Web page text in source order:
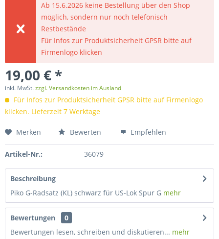
Ab 15.6.2026 keine Bestellung über den Shop
möglich, sondern nur noch telefonisch
Restbestände
Für Infos zur Produktsicherheit GPSR bitte auf
Firmenlogo klicken
19,00 € *
inkl. MwSt.zzgl. Versandkosten im Ausland
Für Infos zur Produktsicherheit GPSR bitte auf Firmenlogo
klicken. Lieferzeit 7 Werktage
Merken Bewerten Empfehlen
Artikel-Nr.: 36079
Beschreibung
Piko G-Radsatz (KL) schwarz für US-Lok Spur G mehr
Bewertungen
0
Bewertungen lesen, schreiben und diskutieren... mehr